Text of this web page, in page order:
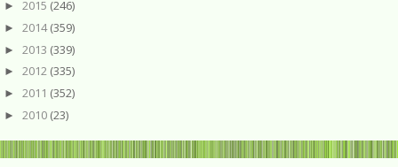
► 2015 (246)
► 2014(359)
► 2013 (339)
► 2012 (335)
► 2011 (352)
► 2010 (23)